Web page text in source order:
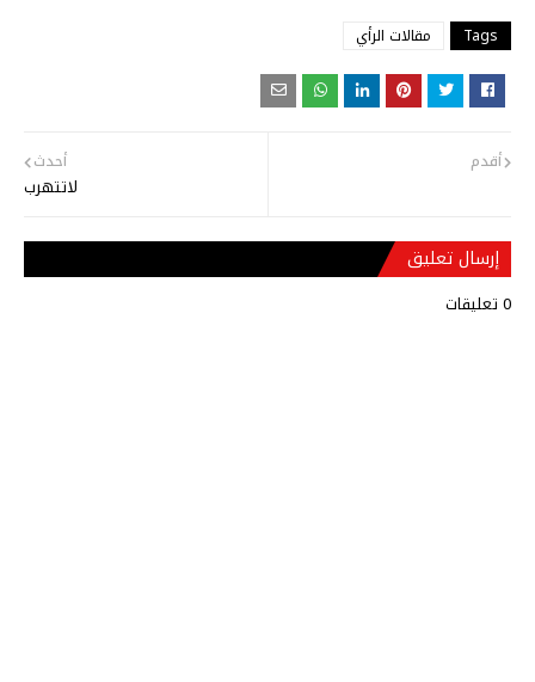
Tags مقالات الرأي
أحدث
لاتتهرب
أقدم
إرسال تعليق
0 تعليقات